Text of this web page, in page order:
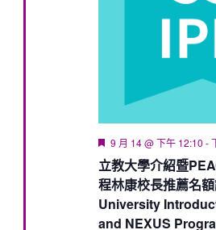
立教大學介紹暨
程林康校長推薦名
University
and NEXUS
Featured
9 月 14 @ 下午 12:10 -